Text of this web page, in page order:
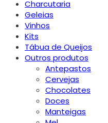
Charcutaria
Geleias
Vinhos
Kits
Tábua de Queijos
Outros produtos
Antepastos
Cervejas
Chocolates
Doces
Manteigas